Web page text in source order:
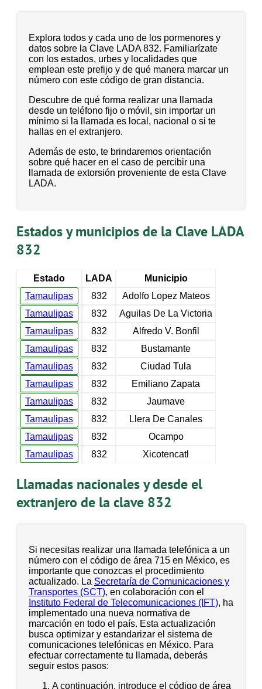
Explora todos y cada uno de los pormenores y
datos sobre la Clave LADA 832. Familiarízate
con los estados, urbes y localidades que
emplean este prefijo y de qué manera marcar un
número con este código de gran distancia.
Descubre de qué forma realizar una llamada
desde un teléfono fijo o móvil, sin importar un
mínimo si la llamada es local, nacional o si te
hallas en el extranjero.
Además de esto, te brindaremos orientación
sobre qué hacer en el caso de percibir una
llamada de extorsión proveniente de esta Clave
LADA.
Estados y municipios de la Clave LADA
832
Estado LADA
Municipio
Tamaulipas
832
Adolfo Lopez Mateos
Tamaulipas
832
Aguilas De La Victoria
Tamaulipas
832
Alfredo V. Bonfil
Tamaulipas
832
Bustamante
Tamaulipas
832
Ciudad Tula
Tamaulipas
832
Emiliano Zapata
Tamaulipas
832
Jaumave
Tamaulipas
832
Llera De Canales
Tamaulipas
832
Ocampo
Tamaulipas
832 Xicotencatl
Llamadas nacionales y desde el
extranjero de la clave 832
Si necesitas realizar una llamada telefónica a un
número con el código de área 715 en México, es
importante que conozcas el procedimiento
actualizado. La Secretaría de Comunicaciones y
Transportes (SCT), en colaboración con el
Instituto Federal de Telecomunicaciones (IFT), ha
implementado una nueva normativa de
marcación en todo el país. Esta actualización
busca optimizar y estandarizar el sistema de
comunicaciones telefónicas en México. Para
efectuar correctamente tu llamada, deberás
seguir estos pasos:
A continuación, introduce el código de área